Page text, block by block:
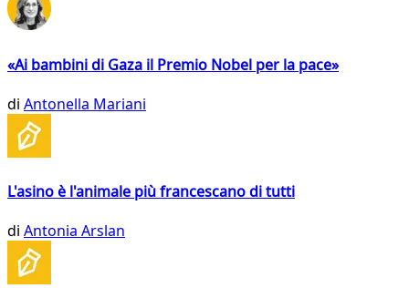
«Ai bambini di Gaza il Premio Nobel per la pace»
di Antonella Mariani
L'asino è l'animale più francescano di tutti
di Antonia Arslan